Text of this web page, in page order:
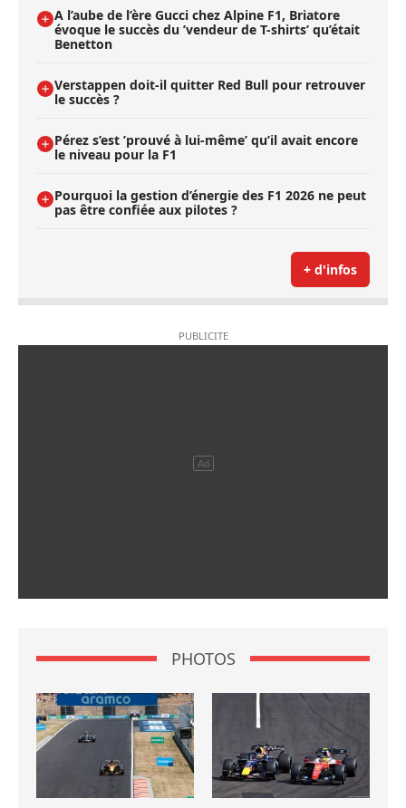
A l’aube de l’ère Gucci chez Alpine F1, Briatore
évoque le succès du ’vendeur de T-shirts’ qu’était
Benetton
Verstappen doit-il quitter Red Bull pour retrouver
le succès ?
Pérez s’est ’prouvé à lui-même’ qu’il avait encore
le niveau pour la F1
Pourquoi la gestion d’énergie des F1 2026 ne peut
pas être confiée aux pilotes ?
+ d'infos
PHOTOS